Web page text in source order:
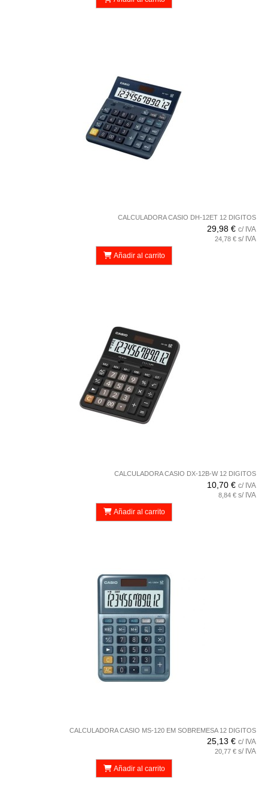
CALCULADORA CASIO DH-12ET 12 DIGITOS
29,98 € c/ IVA
24,78 € s/ IVA
Añadir al carrito
CALCULADORA CASIO DX-12B-W 12 DIGITOS
10,70 € c/ IVA
8,84 € s/ IVA
Añadir al carrito
CALCULADORA CASIO MS-120 EM SOBREMESA 12 DIGITOS
25,13 € c/ IVA
20,77 € s/ IVA
Añadir al carrito